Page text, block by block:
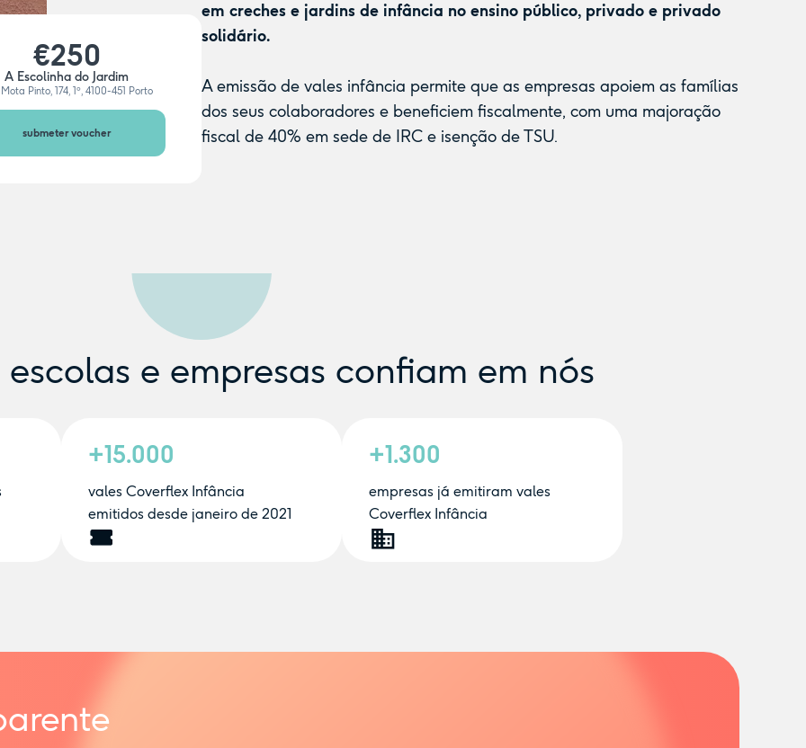
€250
A Escolinha do Jardim
Pinto, 174, 1º, 4100-451 Porto
submeter voucher
em creches e jardins de infância no ensino público, privado e privado
solidário.
A emissão de vales infância permite que as empresas apoiem as famílias
dos seus colaboradores e beneficiem fiscalmente, com uma majoração
fiscal de 40% em sede de IRC e isenção de TSU.
e empresas confiam em nós
+15.000
vales Coverflex Infância
emitidos desde janeiro de 2021
+1.300
empresas já emitiram vales
Coverflex Infância